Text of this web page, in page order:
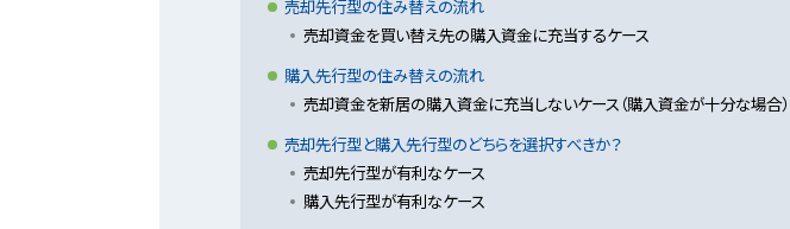
売却先行型の住み替えの流れ
売却資金を買い替え先の購入資金に充当するケース
購入先行型の住み替えの流れ
売却資金を新居の購入資金に充当しないケース（購入資金が十分な場合）
売却先行型と購入先行型のどちらを選択すべきか？
売却先行型が有利なケース
購入先行型が有利なケース